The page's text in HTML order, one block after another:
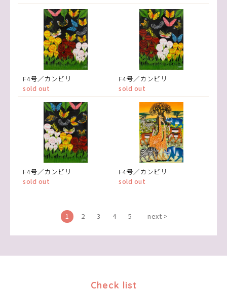
F4号／カンビリ
sold out
F4号／カンビリ
sold out
F4号／カンビリ
sold out
F4号／カンビリ
sold out
1 2 3 4 5 next >
Check list